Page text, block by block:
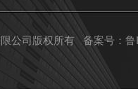
限公司版权所有备案号：